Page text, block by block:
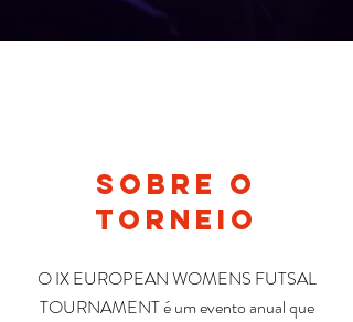
Sobre o
Torneio
O IX EUROPEAN WOMENS FUTSAL
TOURNAMENT é um evento anual que